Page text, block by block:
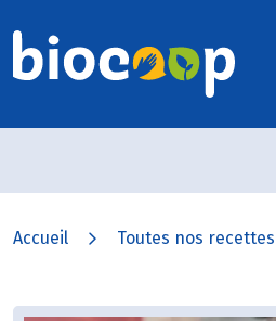
Accueil Toutes nos recettes